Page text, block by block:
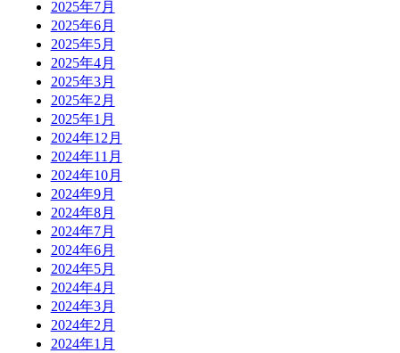
2025年7月
2025年6月
2025年5月
2025年4月
2025年3月
2025年2月
2025年1月
2024年12月
2024年11月
2024年10月
2024年9月
2024年8月
2024年7月
2024年6月
2024年5月
2024年4月
2024年3月
2024年2月
2024年1月